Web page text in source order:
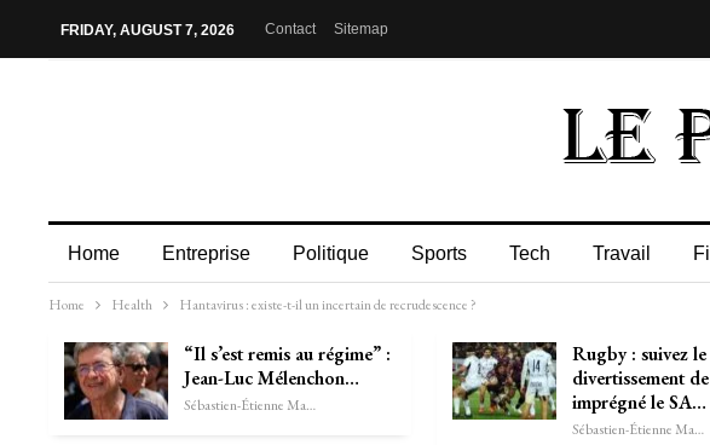
FRIDAY, AUGUST 7, 2026 Contact Sitemap
Home Entreprise Politique Sports Tech Travail
Home Health Hantavirus : existe-t-il un incertain de recrudescence ?
“Il s’est remis au régime” :
Jean-Luc Mélenchon…
Sébastien-Étienne Marechal
Rugby : suivez le
divertissement
imprégné le SA…
Sébastien-Étienne Marechal